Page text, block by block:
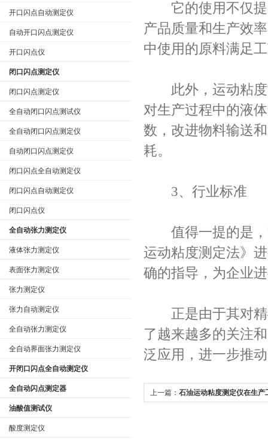
开口闪点自动测定仪
自动开口闪点测定仪
开口闪点仪
闭口闪点测定仪
闭口闪点测定仪
全自动闭口闪点测试仪
全自动闭口闪点测定仪
自动闭口闪点测定仪
闭口闪点全自动测定仪
闭口闪点自动测定仪
闭口闪点仪
全自动张力测定仪
液体张力测定仪
表面张力测定仪
张力测定仪
张力自动测定仪
全自动张力测定仪
全自动界面张力测定仪
开闭口闪点全自动测定仪
全自动闪点测定器
油酸值测试仪
酸度测定仪
它的使用不仅提
产品质量和生产效
中使用的原料满足
此外，运动粘度
对生产过程中的液
数，改进物料输送
耗。
3、行业标准
值得一提的是，
运动粘度测定法》
确的指导，为企业
正是由于其对精
了越来越多的关注
泛应用，进一步推
上一篇： 石油运动粘度测定仪在生产